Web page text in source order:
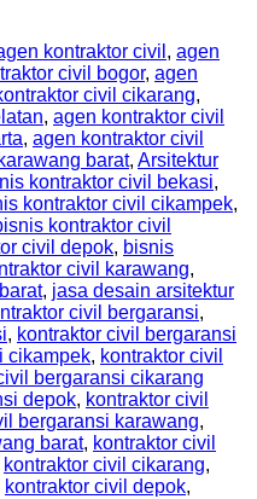
kontraktor civil , agen
civil bogor, agen
civil cikarang,
, agen kontraktor civil
, agen kontraktor civil
barat, Arsitektur
kontraktor civil bekasi,
kontraktor civil cikampek,
kontraktor civil
civil depok, bisnis
civil karawang,
, jasa desain arsitektur
civil bergaransi,
, kontraktor civil bergaransi
cikampek, kontraktor civil
bergaransi cikarang
depok, kontraktor civil
bergaransi karawang,
barat, kontraktor civil
kontraktor civil cikarang,
kontraktor civil depok,